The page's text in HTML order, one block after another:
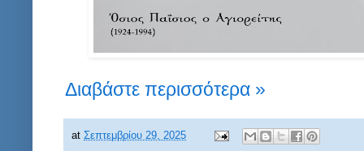
Διαβάστε περισσότερα »
at Σεπτεμβρίου 29, 2025